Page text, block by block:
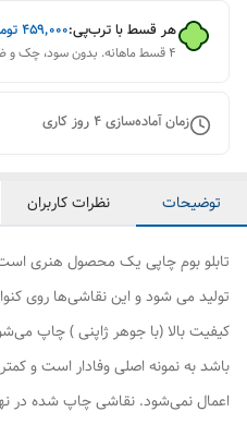
هر قسط با ترب‌پی:۴۵۹٬۰۰۰
۴ قسط ماهانه. بدون سود، چک و ضامن.
زمان آماده‌سازی4روز کاری
توضیحات نظرات کاربران
تابلو بوم چاپی یک محصول هنری
تولید می شود و این نقاشی‌ها روی
کیفیت بالا (با جوهر ژاپنی ) چاپ
باشد به نمونه اصلی وفادار است و
اعمال نمی‌شود. نقاشی چاپ شده در